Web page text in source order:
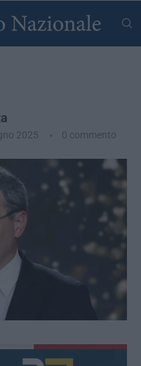
2025 0 commento